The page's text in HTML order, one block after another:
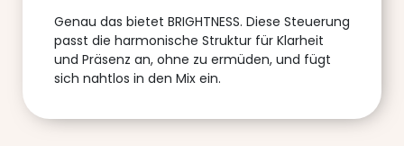
Genau das bietet BRIGHTNESS. Diese Steuerung
passt die harmonische Struktur für Klarheit
und Präsenz an, ohne zu ermüden, und fügt
sich nahtlos in den Mix ein.